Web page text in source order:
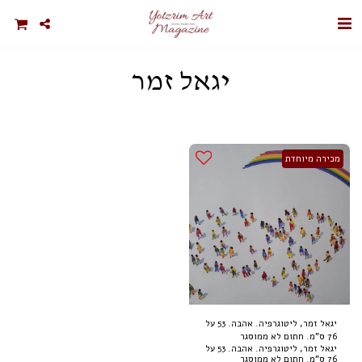
יגאל זמר
מכירה מיוחדת
יגאל זמר, ליטוגרפיה. אהבה. 53 על
76 ס"מ. חתום לא ממוסגר
יגאל זמר, ליטוגרפיה. אהבה. 53 על
76 ס"מ. חתום לא ממוסגר